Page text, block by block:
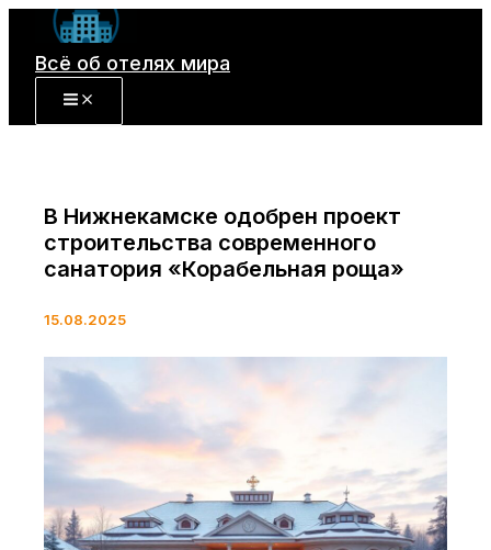
Перейти
содержимому
Всё об отелях мира
В Нижнекамске одобрен проект
строительства современного
санатория «Корабельная роща»
15.08.2025